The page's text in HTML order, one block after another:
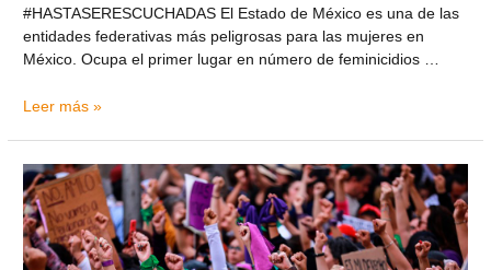
#HASTASERESCUCHADAS El Estado de México es una de las
entidades federativas más peligrosas para las mujeres en
México. Ocupa el primer lugar en número de feminicidios …
Leer más »